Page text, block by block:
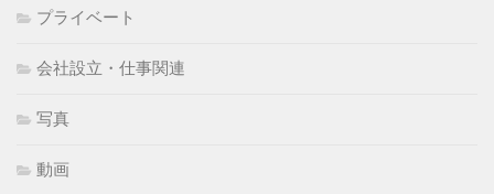
プライベート
会社設立・仕事関連
写真
動画